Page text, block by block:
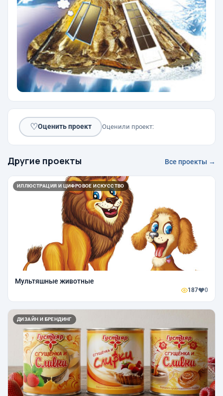
♡Оценить проект Оценили проект:
Другие проекты Все проекты →
ИЛЛЮСТРАЦИЯ И ЦИФРОВОЕ ИСКУССТВО
Мультяшные животные
187 0
ДИЗАЙН И БРЕНДИНГ